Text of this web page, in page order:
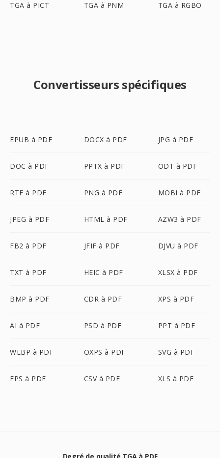
TGA à PICT TGA à PNM TGA à RGBO
Convertisseurs spécifiques
EPUB à PDF DOCX à PDF JPG à PDF
DOC à PDF PPTX à PDF ODT à PDF
RTF à PDF PNG à PDF MOBI à PDF
JPEG à PDF HTML à PDF AZW3 à PDF
FB2 à PDF JFIF à PDF DJVU à PDF
TXT à PDF HEIC à PDF XLSX à PDF
BMP à PDF CDR à PDF XPS à PDF
AI à PDF PSD à PDF PPT à PDF
WEBP à PDF OXPS à PDF SVG à PDF
EPS à PDF CSV à PDF XLS à PDF